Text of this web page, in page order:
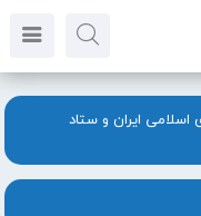
اسلامی ایران و ستاد